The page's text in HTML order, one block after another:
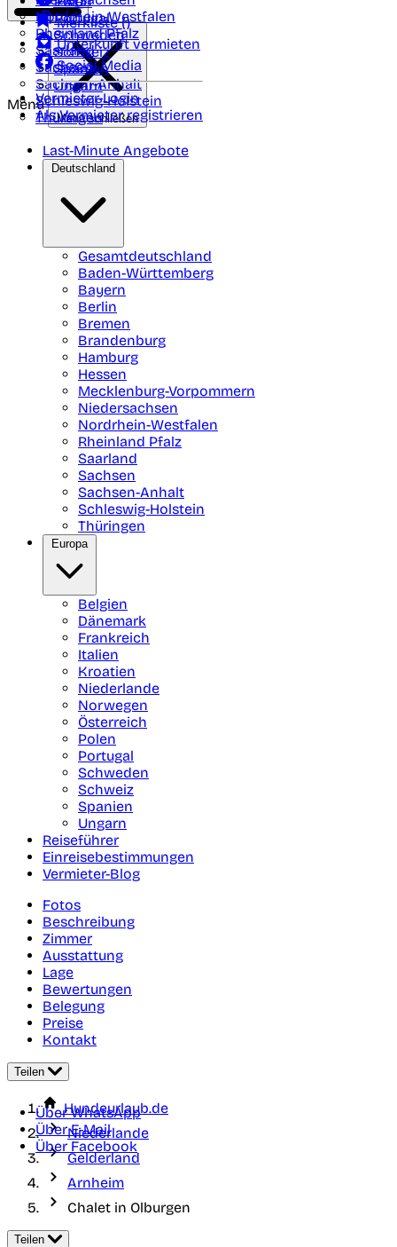
Nordrhein-Westfalen
Rheinland Pfalz
Saarland
Sachsen
Sachsen-Anhalt
Schleswig-Holstein
Thüringen
Portugal
Schweden
Schweiz
Spanien
Ungarn
Merkliste ()
Unterkunft vermieten
Social Media
Vermieter-Login
Als Vermieter registrieren
Menü
Menü schließen
Last-Minute Angebote
Deutschland
Gesamtdeutschland
Baden-Württemberg
Bayern
Berlin
Bremen
Brandenburg
Hamburg
Hessen
Mecklenburg-Vorpommern
Niedersachsen
Nordrhein-Westfalen
Rheinland Pfalz
Saarland
Sachsen
Sachsen-Anhalt
Schleswig-Holstein
Thüringen
Europa
Belgien
Dänemark
Frankreich
Italien
Kroatien
Niederlande
Norwegen
Österreich
Polen
Portugal
Schweden
Schweiz
Spanien
Ungarn
Reiseführer
Einreisebestimmungen
Vermieter-Blog
Fotos
Beschreibung
Zimmer
Ausstattung
Lage
Bewertungen
Belegung
Preise
Kontakt
Teilen
Über WhatsApp
Über E-Mail
Über Facebook
Hundeurlaub.de
Niederlande
Gelderland
Arnheim
Chalet in Olburgen
Teilen